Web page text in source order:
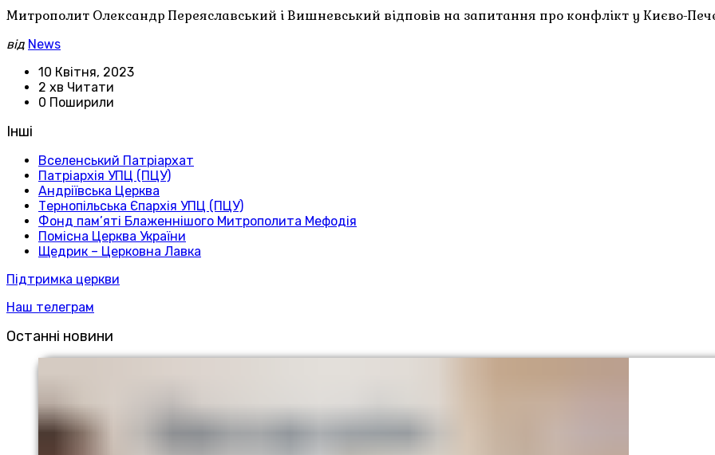
Митрополит Олександр Переяславський і Вишневський відповів на запитання про конфлікт у Києво-
від News
10 Квітня, 2023
2 хв Читати
0 Поширили
Інші
Вселенський Патріархат
Патріархія УПЦ (ПЦУ)
Андріївська Церква
Тернопільська Єпархія УПЦ (ПЦУ)
Фонд пам’яті Блаженнішого Митрополита Мефодія
Помісна Церква України
Щедрик – Церковна Лавка
Підтримка церкви
Наш телеграм
Останні новини